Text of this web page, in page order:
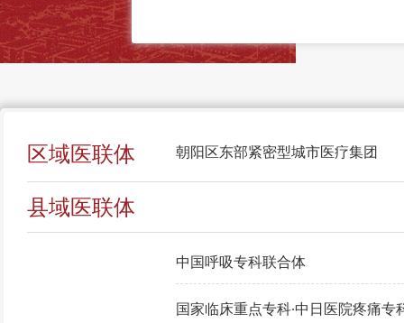
区域医联体 朝阳区东部紧密型城市医疗集团
县域医联体
中国呼吸专科联合体
国家临床重点专科∙中日医院疼痛专